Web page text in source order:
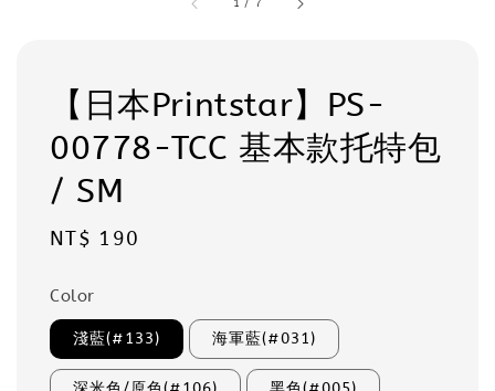
1 / 7
【日本Printstar】PS-
00778-TCC 基本款托特包
/ SM
Regular
NT$ 190
Color
淺藍(#133) 海軍藍(#031)